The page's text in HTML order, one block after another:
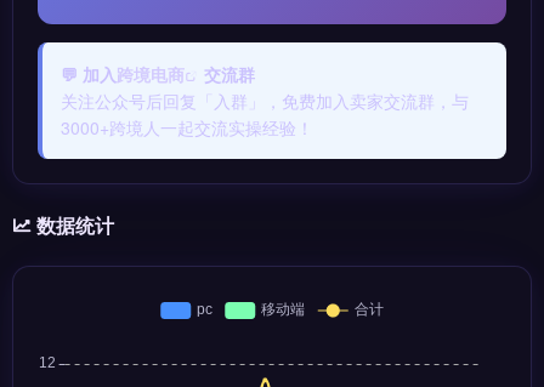
💬 加入跨境电商
交流群
关注公众号后回复「入群」，免费加入卖家交流群，与
3000+跨境人一起交流实操经验！
数据统计